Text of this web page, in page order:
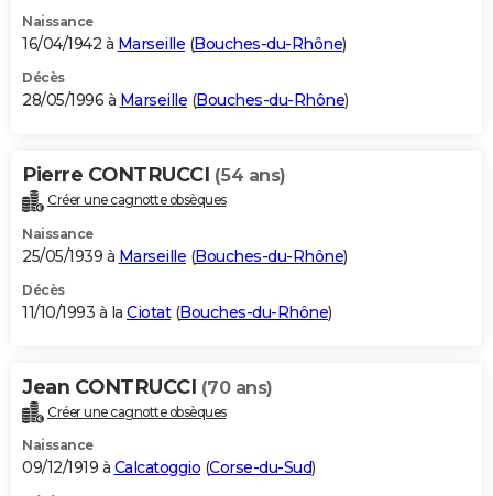
Naissance
16/04/1942 à Marseille (Bouches-du-Rhône)
Décès
28/05/1996 à Marseille (Bouches-du-Rhône)
Pierre CONTRUCCI (54 ans)
Créer une cagnotte obsèques
Naissance
25/05/1939 à Marseille (Bouches-du-Rhône)
Décès
11/10/1993 à la Ciotat(Bouches-du-Rhône)
Jean CONTRUCCI (70 ans)
Créer une cagnotte obsèques
Naissance
09/12/1919 à Calcatoggio (Corse-du-Sud)